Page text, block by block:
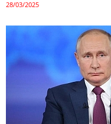
28/03/2025